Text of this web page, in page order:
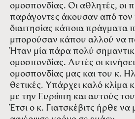
ομοσπονδίας. Οι αθλητές, οι
παράγοντες άκουσαν από τον
διαιτησίας κάποια πράγματα
μπορούσαν κάπου αλλού να
Ήταν μία πάρα πολύ
ομοσπονδίας. Αυτές οι
ομοσπονδίας μας και του κ.
θετικές. Υπάρχει καλό κλίμα
με την Ευρώπη και αυτούς
Έτσι ο κ. Γιατσκέβιτς ήρθε να